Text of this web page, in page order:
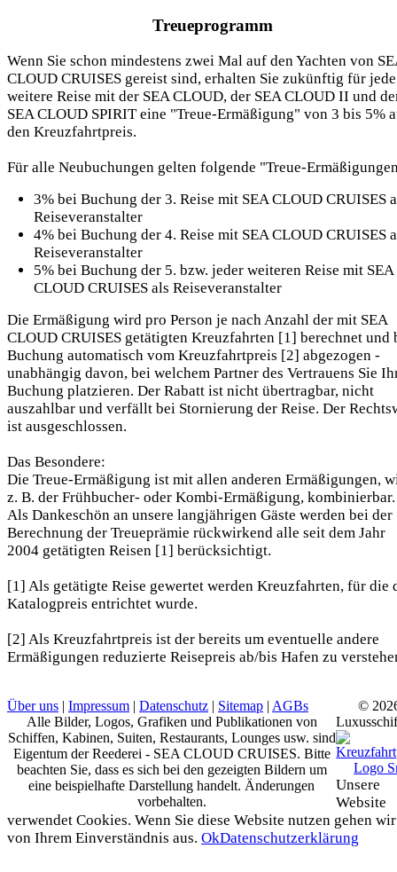
Treueprogramm
Wenn Sie schon mindestens zwei Mal auf den Yachten von
CLOUD CRUISES gereist sind, erhalten Sie zukünftig für jede
weitere Reise mit der SEA CLOUD, der SEA CLOUD II und
SEA CLOUD SPIRIT eine "Treue-Ermäßigung" von 3 bis 5%
den Kreuzfahrtpreis.
Für alle Neubuchungen gelten folgende "Treue-
3% bei Buchung der 3. Reise mit SEA CLOUD CRUISES
Reiseveranstalter
4% bei Buchung der 4. Reise mit SEA CLOUD CRUISES
Reiseveranstalter
5% bei Buchung der 5. bzw. jeder weiteren Reise mit SEA
CLOUD CRUISES als Reiseveranstalter
Die Ermäßigung wird pro Person je nach Anzahl der mit SEA
CLOUD CRUISES getätigten Kreuzfahrten [1] berechnet und
Buchung automatisch vom Kreuzfahrtpreis [2] abgezogen -
unabhängig davon, bei welchem Partner des Vertrauens Sie
Buchung platzieren. Der Rabatt ist nicht übertragbar, nicht
auszahlbar und verfällt bei Stornierung der Reise. Der
ist ausgeschlossen.
Das Besondere:
Die Treue-Ermäßigung ist mit allen anderen Ermäßigungen,
z. B. der Frühbucher- oder Kombi-Ermäßigung, kombinierbar.
Als Dankeschön an unsere langjährigen Gäste werden bei der
Berechnung der Treueprämie rückwirkend alle seit dem Jahr
2004 getätigten Reisen [1] berücksichtigt.
[1] Als getätigte Reise gewertet werden Kreuzfahrten, für die
Katalogpreis entrichtet wurde.
[2] Als Kreuzfahrtpreis ist der bereits um eventuelle andere
Ermäßigungen reduzierte Reisepreis ab/bis Hafen zu
Über uns | Impressum | Datenschutz | Sitemap | AGBs
Alle Bilder, Logos, Grafiken und Publikationen von
Schiffen, Kabinen, Suiten, Restaurants, Lounges usw. sind
Eigentum der Reederei - SEA CLOUD CRUISES. Bitte
beachten Sie, dass es sich bei den gezeigten Bildern um
eine beispielhafte Darstellung handelt. Änderungen
vorbehalten.
©
Unsere
Website
verwendet Cookies. Wenn Sie diese Website nutzen gehen wir
von Ihrem Einverständnis aus. OkDatenschutzerklärung